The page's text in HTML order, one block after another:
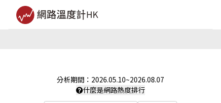
分析期間： 2026.05.10~2026.08.07
什麼是網路熱度排行